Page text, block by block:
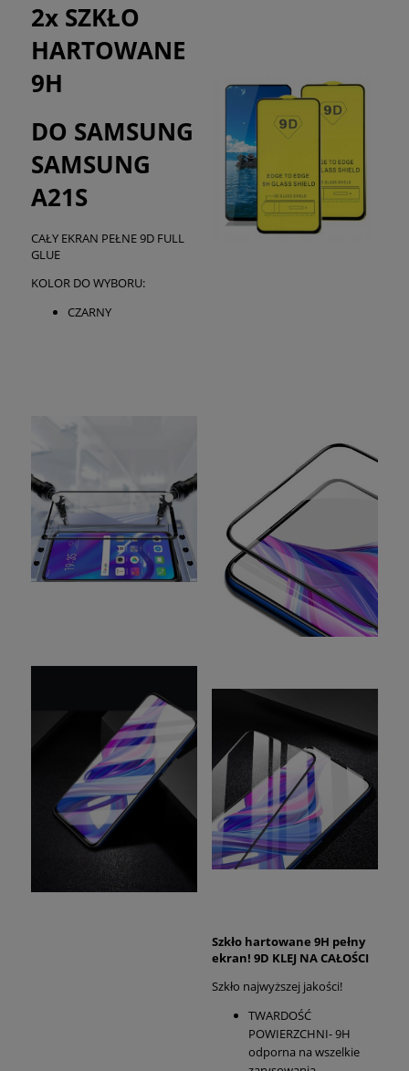
2x SZKŁO
HARTOWANE
9H
DO SAMSUNG
SAMSUNG
A21S
CAŁY EKRAN PEŁNE 9D FULL
GLUE
KOLOR DO WYBORU:
CZARNY
Szkło hartowane 9H pełny
ekran! 9D KLEJ NA CAŁOŚCI
Szkło najwyższej jakości!
TWARDOŚĆ
POWIERZCHNI- 9H
odporna na wszelkie